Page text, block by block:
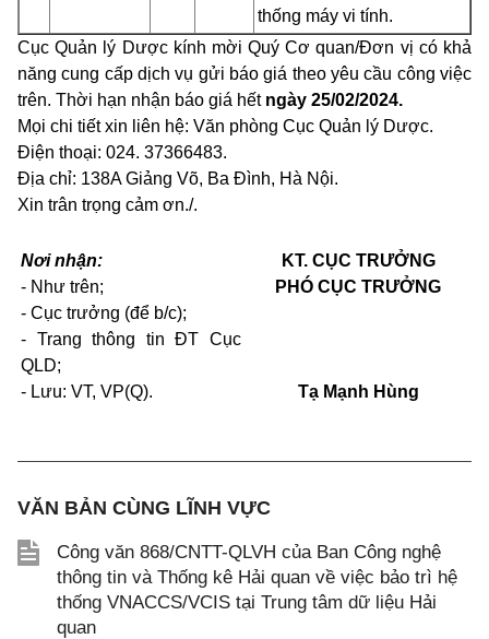
thống máy vi tính.
Cục Quản lý Dược kính mời Quý Cơ quan/Đơn vị có khả
năng cung cấp dịch vụ gửi báo giá theo yêu cầu công việc
trên. Thời hạn nhận báo giá hết ngày 25/02/2024.
Mọi chi tiết xin liên hệ: Văn phòng Cục Quản lý Dược.
Điện thoại: 024. 37366483.
Địa chỉ: 138A Giảng Võ, Ba Đình, Hà Nội.
Xin trân trọng cảm ơn./.
Nơi nhận:
- Như trên;
- Cục trưởng (để b/c);
- Trang thông tin ĐT Cục
QLD;
- Lưu: VT, VP(Q).
KT. CỤC TRƯỞNG
PHÓ CỤC TRƯỞNG
Tạ Mạnh Hùng
VĂN BẢN CÙNG LĨNH VỰC
Công văn 868/CNTT-QLVH của Ban Công nghệ
thông tin và Thống kê Hải quan về việc bảo trì hệ
thống VNACCS/VCIS tại Trung tâm dữ liệu Hải
quan